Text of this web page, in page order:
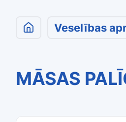
Veselības
MĀSAS